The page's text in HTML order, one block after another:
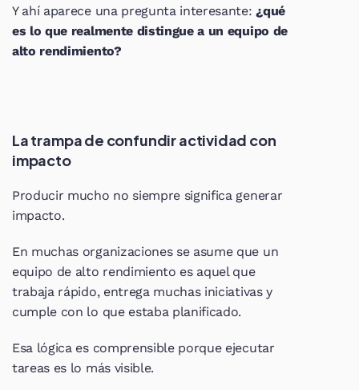
Y ahí aparece una pregunta interesante: ¿qué
es lo que realmente distingue a un equipo de
alto rendimiento?
La trampa de confundir actividad con
impacto
Producir mucho no siempre significa generar
impacto.
En muchas organizaciones se asume que un
equipo de alto rendimiento es aquel que
trabaja rápido, entrega muchas iniciativas y
cumple con lo que estaba planificado.
Esa lógica es comprensible porque ejecutar
tareas es lo más visible.